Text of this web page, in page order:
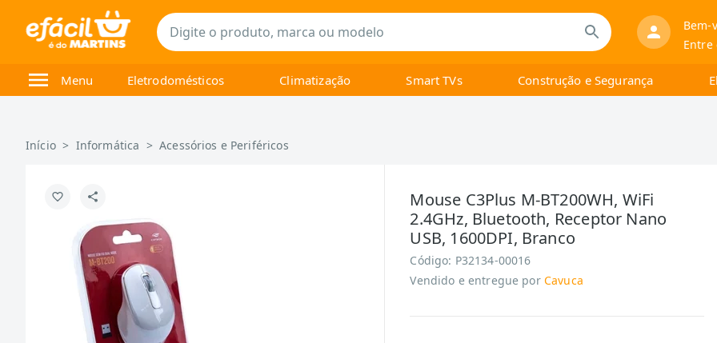
Bem-
Entre
Menu Eletrodomésticos Climatização Smart TVs Construção e Segurança
Início > Informática >Acessórios e Periféricos
Mouse C3Plus M-BT200WH, WiFi
2.4GHz, Bluetooth, Receptor Nano
USB, 1600DPI, Branco
Código: P32134-00016
Vendido e entregue por Cavuca